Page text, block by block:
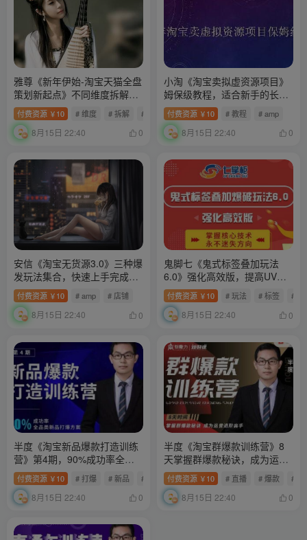
雅尊《新年伊始-淘宝天猫全盘
策划新起点》不同维度拆解行
业机会
付费资源 ￥ 10 # 维度 # 拆解 # 复盘
8月15日 22:40 0
小淘《淘宝卖拟虚‬资源项目》
姆保‬级教程，适合新手的长期
项目
付费资源 ￥ 10 # 教程 # amp
8月15日 22:40 0
安信《淘宝无货源3.0》三种爆
发玩法集合，快速‬‬上手完成你
店铺的飞起‬‬爆发
付费资源 ￥ 10 # amp # 店铺
8月15日 22:40 0
鬼脚七《鬼式标签叠加玩法
6.0》强化高效版，提高UV价
值，玩转搜索
付费资源 ￥ 10 # 玩法 # 标签 # 叠
8月15日 22:40 0
半度《淘宝新品爆款打造训练
营》第4期，90%成功率全品
类新品打爆方案
付费资源 ￥ 10 # 打爆 # 新品 # 半度
8月15日 22:40 0
半度《淘宝群爆款训练营》8
天掌握群爆款秘诀，成为运营
进阶高手
付费资源 ￥ 10 # 直播 # 爆款 # 布
8月15日 22:40 0